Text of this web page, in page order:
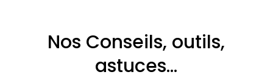
Nos Conseils, outils,
astuces…